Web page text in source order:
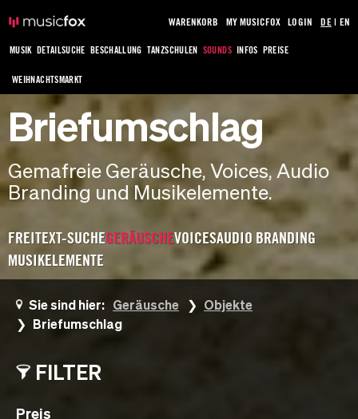
MUSIK DETAILSUCHE BESCHALLUNG TANZSCHULEN SOUNDS INFOS PREISE
WEIHNACHTSMARKT
WARENKORB MY MUSICFOX LOGIN DE| EN
Briefumschlag
Gemafreie Geräusche, Voices, Audio
Branding und Musikelemente.
FREITEXT-SUCHEGERÄUSCHEVOICESAUDIO BRANDING
MUSIKELEMENTE
Sie sind hier: Geräusche
Objekte
Briefumschlag
FILTER
Preis